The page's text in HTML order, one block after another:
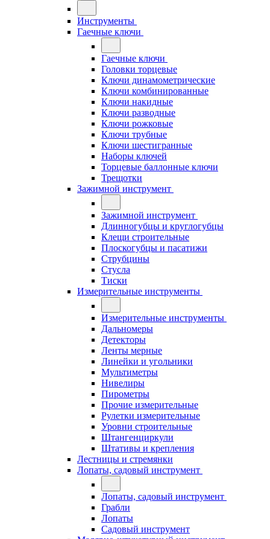
Инструменты
Гаечные ключи
Гаечные ключи
Головки торцевые
Ключи динамометрические
Ключи комбинированные
Ключи накидные
Ключи разводные
Ключи рожковые
Ключи трубные
Ключи шестигранные
Наборы ключей
Торцевые баллонные ключи
Трещотки
Зажимной инструмент
Зажимной инструмент
Длинногубцы и круглогубцы
Клещи строительные
Плоскогубцы и пасатижи
Струбцины
Стусла
Тиски
Измерительные инструменты
Измерительные инструменты
Дальномеры
Детекторы
Ленты мерные
Линейки и угольники
Мультиметры
Нивелиры
Пирометры
Прочие измерительные
Рулетки измерительные
Уровни строительные
Штангенциркули
Штативы и крепления
Лестницы и стремянки
Лопаты, садовый инструмент
Лопаты, садовый инструмент
Грабли
Лопаты
Садовый инструмент